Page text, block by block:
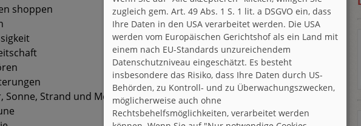
shoppen
Sonne, Strand und Meer
zugleich gem. Art. 49 Abs. 1 S. 1 lit. a DSGVO ein, dass
Ihre Daten in den USA verarbeitet werden. Die USA
werden vom Europäischen Gerichtshof als ein Land mit
einem nach EU-Standards unzureichendem
Datenschutzniveau eingeschätzt. Es besteht
insbesondere das Risiko, dass Ihre Daten durch US-
Behörden, zu Kontroll- und zu Überwachungszwecken,
möglicherweise auch ohne
Rechtsbehelfsmöglichkeiten, verarbeitet werden